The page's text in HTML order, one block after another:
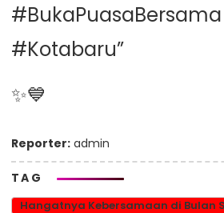
#Kotabaru”
✨💙
Reporter: admin
TAG
Hangatnya Kebersamaan di Bulan